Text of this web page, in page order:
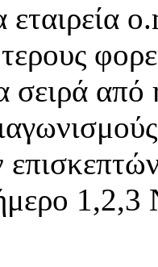
εταιρεία
σειρά